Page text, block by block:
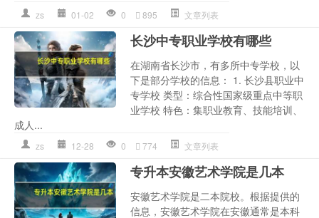
zs 01-02 0 895 文章列表
长沙中专职业学校有哪些
在湖南省长沙市，有多所中专学校，以
下是部分学校的信息： 1. 长沙县职业中
专学校 类型：综合性国家级重点中等职
业学校 特色：集职业教育、技能培训、
成人...
zs 12-28 0 774 文章列表
专升本安徽艺术学院是几本
安徽艺术学院是二本院校。根据提供的
信息，安徽艺术学院在安徽通常是本科